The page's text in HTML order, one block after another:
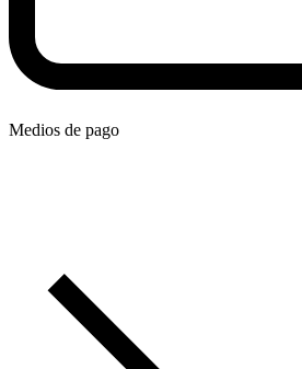
Medios de pago